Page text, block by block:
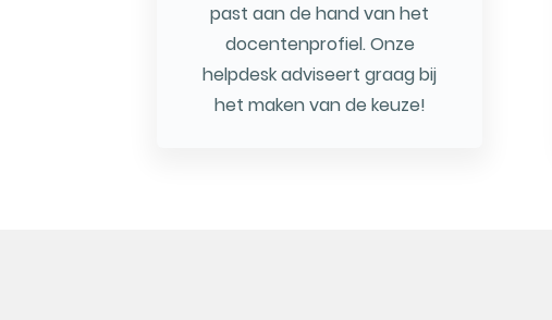
past aan de hand van het
docentenprofiel. Onze
helpdesk adviseert graag bij
het maken van de keuze!